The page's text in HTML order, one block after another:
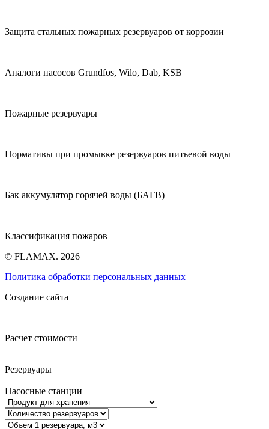
Защита стальных пожарных резервуаров от коррозии
Аналоги насосов Grundfos, Wilo, Dab, KSB
Пожарные резервуары
Нормативы при промывке резервуаров питьевой воды
Бак аккумулятор горячей воды (БАГВ)
Классификация пожаров
© FLAMAX. 2026
Политика обработки персональных данных
Создание сайта
Расчет стоимости
Резервуары
Насосные станции